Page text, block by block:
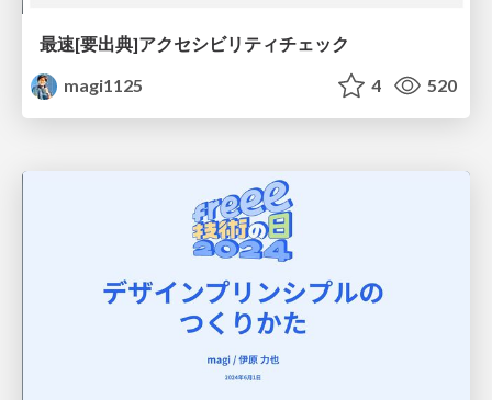
最速[要出典]アクセシビリティチェック
magi1125
4 520